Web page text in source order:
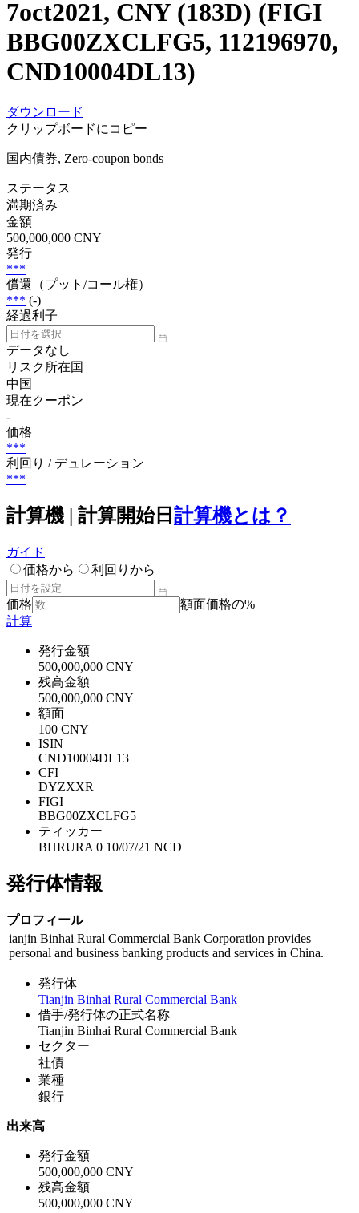
7oct2021, CNY (183D) (FIGI
BBG00ZXCLFG5, 112196970,
CND10004DL13)
ダウンロード
クリップボードにコピー
国内債券, Zero-coupon bonds
ステータス
満期済み
金額
500,000,000 CNY
発行
***
償還（プット/コール権）
*** (-)
経過利子
データなし
リスク所在国
中国
現在クーポン
-
価格
***
利回り / デュレーション
***
計算機 | 計算開始日 計算機とは？
ガイド
価格から
利回りから
価格
額面価格の%
計算
発行金額
500,000,000 CNY
残高金額
500,000,000 CNY
額面
100 CNY
ISIN
CND10004DL13
CFI
DYZXXR
FIGI
BBG00ZXCLFG5
ティッカー
BHRURA 0 10/07/21 NCD
発行体情報
プロフィール
ianjin Binhai Rural Commercial Bank Corporation provides
personal and business banking products and services in China.
発行体
Tianjin Binhai Rural Commercial Bank
借手/発行体の正式名称
Tianjin Binhai Rural Commercial Bank
セクター
社債
業種
銀行
出来高
発行金額
500,000,000 CNY
残高金額
500,000,000 CNY